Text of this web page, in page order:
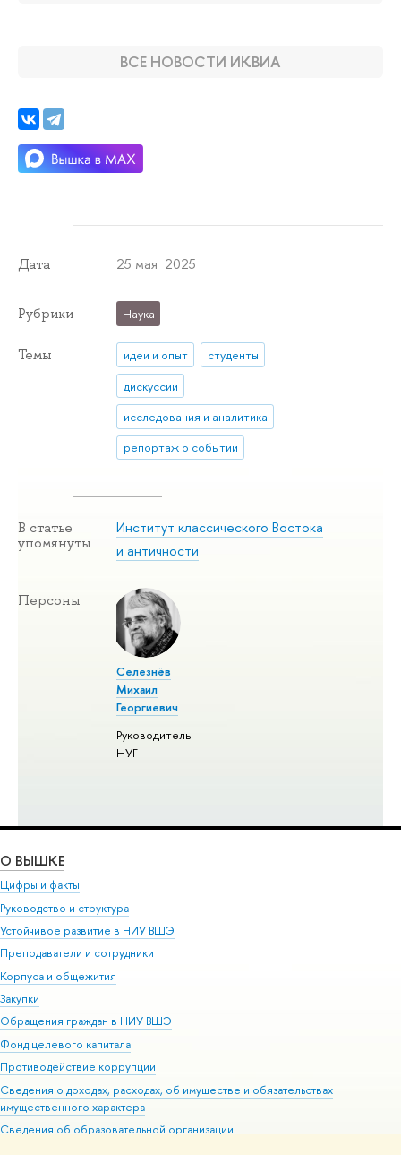
ВСЕ НОВОСТИ ИКВИА
Дата 25 мая 2025
Рубрики Наука
Темы идеи и опыт
студенты
дискуссии
исследования и аналитика
репортаж о событии
В статье
упомянуты
Институт классического Востока
и античности
Персоны
Селезнёв
Михаил
Георгиевич
Руководитель
НУГ
О ВЫШКЕ
Цифры и факты
Руководство и структура
Устойчивое развитие в НИУ ВШЭ
Преподаватели и сотрудники
Корпуса и общежития
Закупки
Обращения граждан в НИУ ВШЭ
Фонд целевого капитала
Противодействие коррупции
Сведения о доходах, расходах, об имуществе и обязательствах
имущественного характера
Сведения об образовательной организации